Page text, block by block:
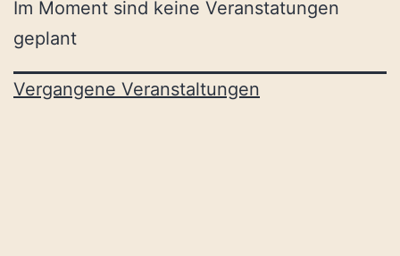
Im Moment sind keine Veranstatungen
geplant
Vergangene Veranstaltungen